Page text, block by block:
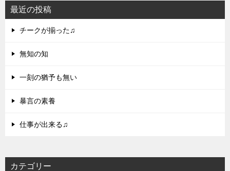
最近の投稿
チークが揃った♫
無知の知
一刻の猶予も無い
暴言の素養
仕事が出来る♫
カテゴリー